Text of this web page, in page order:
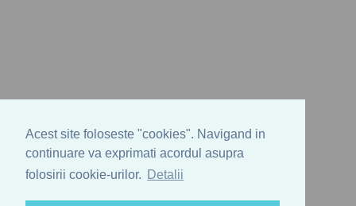
Acest site foloseste "cookies". Navigand in
continuare va exprimati acordul asupra
folosirii cookie-urilor.
Detalii